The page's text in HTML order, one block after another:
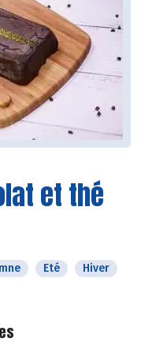
et thé
Eté
Hiver